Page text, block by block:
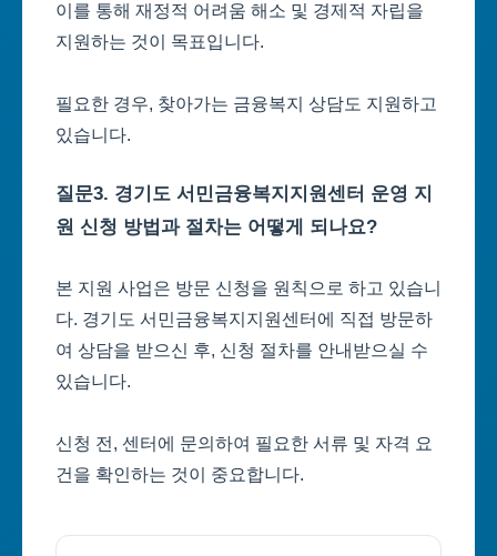
이를 통해 재정적 어려움 해소 및 경제적 자립을
지원하는 것이 목표입니다.
필요한 경우, 찾아가는 금융복지 상담도 지원하고
있습니다.
질문3. 경기도 서민금융복지지원센터 운영 지
원 신청 방법과 절차는 어떻게 되나요?
본 지원 사업은 방문 신청을 원칙으로 하고 있습니
다. 경기도 서민금융복지지원센터에 직접 방문하
여 상담을 받으신 후, 신청 절차를 안내받으실 수
있습니다.
신청 전, 센터에 문의하여 필요한 서류 및 자격 요
건을 확인하는 것이 중요합니다.